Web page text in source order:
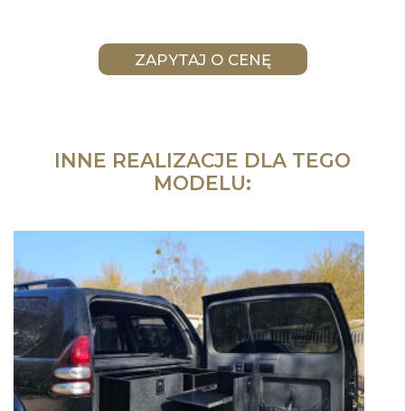
INNE REALIZACJE DLA TEGO
MODELU: